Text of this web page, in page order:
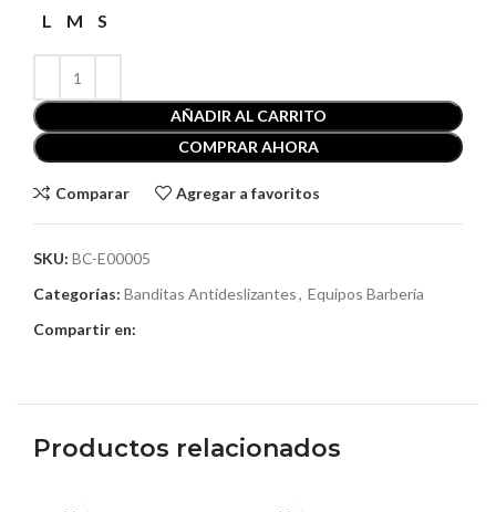
L
M S
AÑADIR AL CARRITO
COMPRAR AHORA
Comparar Agregar a favoritos
SKU: BC-E00005
Categorías: Banditas Antideslizantes, Equipos Barbería
Compartir en:
Productos relacionados